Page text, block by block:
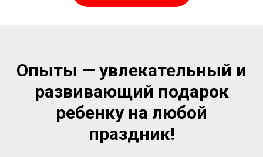
Опыты — увлекательный и
развивающий подарок
ребенку на любой
праздник!